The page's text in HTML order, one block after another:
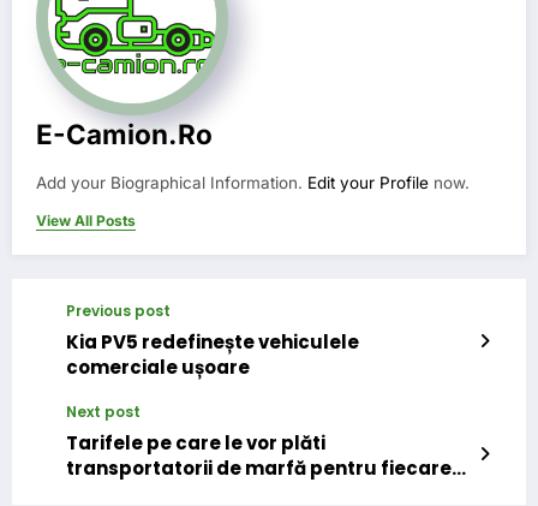
E-Camion.ro
Add your Biographical Information. Edit your Profile now.
View All Posts
Previous post
Kia PV5 redefinește vehiculele
comerciale ușoare
Next post
Tarifele pe care le vor plăti
transportatorii de marfă pentru fiecare